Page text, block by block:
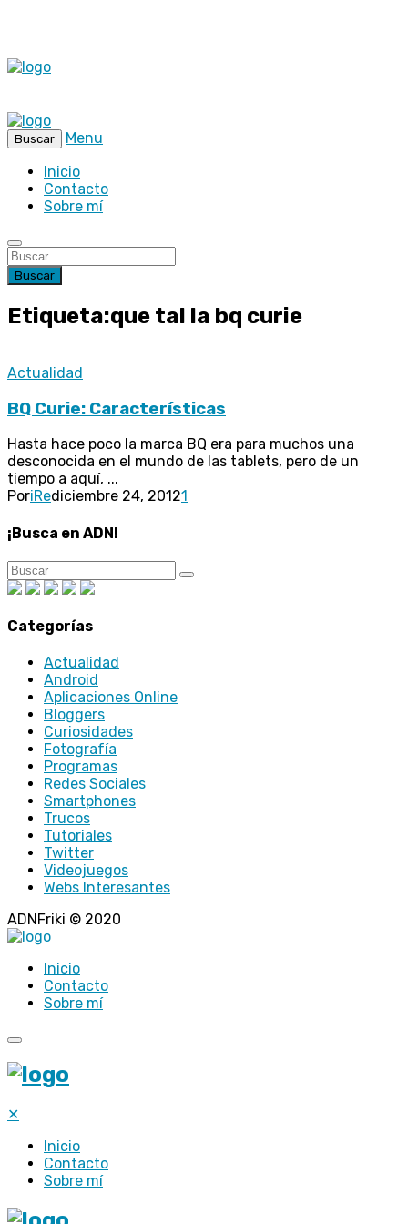
Buscar
Menu
Inicio
Contacto
Sobre mí
Buscar
Etiqueta:que tal la bq curie
Actualidad
BQ Curie: Características
Hasta hace poco la marca BQ era para muchos una
desconocida en el mundo de las tablets, pero de un
tiempo a aquí, ...
PoriRediciembre 24, 20121
¡Busca en ADN!
Categorías
Actualidad
Android
Aplicaciones Online
Bloggers
Curiosidades
Fotografía
Programas
Redes Sociales
Smartphones
Trucos
Tutoriales
Twitter
Videojuegos
Webs Interesantes
ADNFriki © 2020
Inicio
Contacto
Sobre mí
✕
Inicio
Contacto
Sobre mí